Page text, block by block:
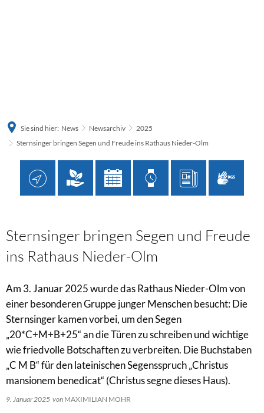
Sie sind hier: News Newsarchiv
2025
Sternsinger bringen Segen und Freude ins Rathaus Nieder-Olm
Sternsinger bringen Segen und Freude
ins Rathaus Nieder-Olm
Am 3. Januar 2025 wurde das Rathaus Nieder-Olm von
einer besonderen Gruppe junger Menschen besucht: Die
Sternsinger kamen vorbei, um den Segen
„20*C+M+B+25“ an die Türen zu schreiben und wichtige
wie friedvolle Botschaften zu verbreiten. Die Buchstaben
„C M B“ für den lateinischen Segensspruch „Christus
mansionem benedicat“ (Christus segne dieses Haus).
9. Januar 2025 von MAXIMILIAN MOHR